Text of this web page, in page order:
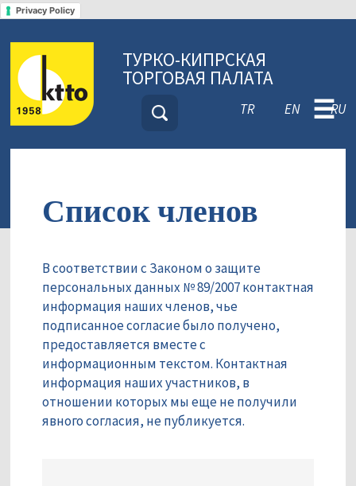
Privacy Policy
ТУРКО-КИПРСКАЯ
ТОРГОВАЯ ПАЛАТА
TR EN RU
☰
Список членов
В соответствии с Законом о защите
персональных данных № 89/2007 контактная
информация наших членов, чье
подписанное согласие было получено,
предоставляется вместе с
информационным текстом. Контактная
информация наших участников, в
отношении которых мы еще не получили
явного согласия, не публикуется.